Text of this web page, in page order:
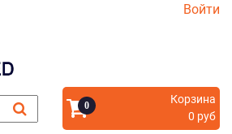
Войти
0
Корзина
0 руб